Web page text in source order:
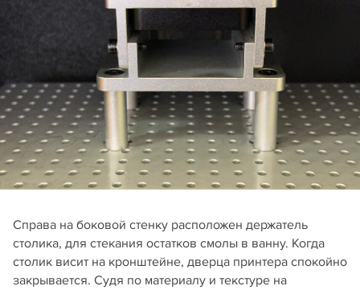
Справа на боковой стенку расположен держатель
столика, для стекания остатков смолы в ванну. Когда
столик висит на кронштейне, дверца принтера спокойно
закрывается. Судя по материалу и текстуре на